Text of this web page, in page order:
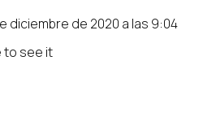
diciembre de 2020 a las 9:04
to see it